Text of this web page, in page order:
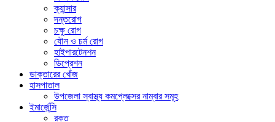
ক্যান্সার
দন্তরোগ
চক্ষু রোগ
যৌন ও চর্ম রোগ
হাইপারটেনশন
ডিপ্রেশন
ডাক্তারের খোঁজ
হাসপাতাল
উপজেলা স্বাস্থ্য কমপ্লেক্সের নাম্বার সমূহ
ইমার্জেন্সি
রক্ত